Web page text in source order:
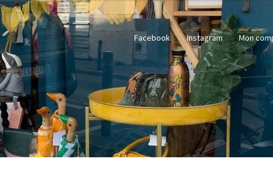
Facebook Instagram Mon